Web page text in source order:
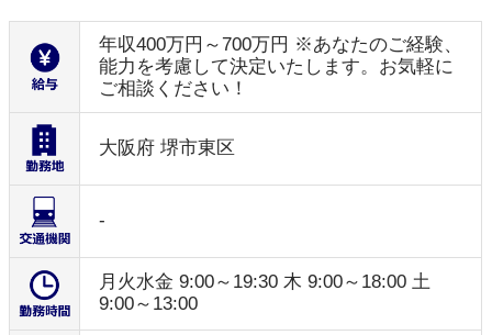
年収400万円～700万円 ※あなたのご経験、
能力を考慮して決定いたします。お気軽に
ご相談ください！
大阪府 堺市東区
-
月火水金 9:00～19:30 木 9:00～18:00 土
9:00～13:00